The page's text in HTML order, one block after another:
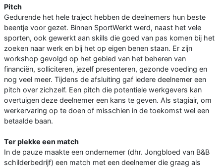
Pitch
Gedurende het hele traject hebben de deelnemers hun beste
beentje voor gezet. Binnen SportWerkt werd, naast het vele
sporten, ook gewerkt aan skills die goed van pas komen bij het
zoeken naar werk en bij het op eigen benen staan. Er zijn
workshop gevolgd op het gebied van het beheren van
financiën, solliciteren, jezelf presenteren, gezonde voeding en
nog veel meer. Tijdens de afsluiting gaf iedere deelnemer een
pitch over zichzelf. Een pitch die potentiele werkgevers kan
overtuigen deze deelnemer een kans te geven. Als stagiair, om
werkervaring op te doen of misschien in de toekomst wel een
betaalde baan.
Ter plekke een match
In de pauze maakte een ondernemer (dhr. Jongbloed van B&B
schilderbedrijf) een match met een deelnemer die graag als